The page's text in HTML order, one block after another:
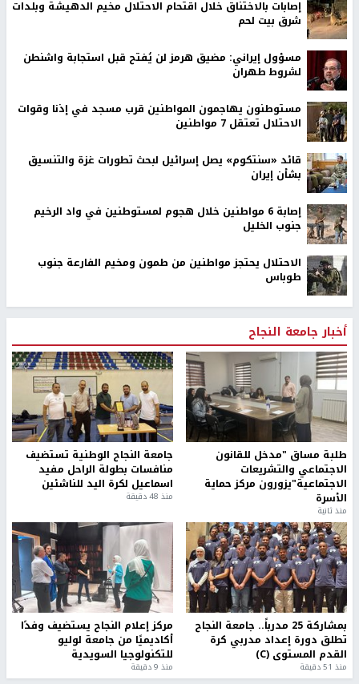
إصابات بالاختناق خلال اقتحام الاحتلال مخيم الدهيشة وبلدات
شرق بيت لحم
مسؤول إيراني: مضيق هرمز لن يُفتح قبل استجابة واشنطن
لشروط طهران
مستوطنون يهاجمون المواطنين قرب مسجد في إذنا وقوات
الاحتلال تعتقل 7 مواطنين
قائد «سنتكوم» يصل إسرائيل لبحث تطورات غزة والتنسيق
بشأن إيران
إصابة 6 مواطنين خلال هجوم لمستوطنين في واد الرخيم
جنوب الخليل
الاحتلال يحتجز مواطنين من طمون ومخيم الفارعة جنوب
طوباس
أخبار جامعة النجاح
طلبة مساق "مدخل للقانون
الاجتماعي والتشريعات
الاجتماعية"يزورون مركز حماية
الأسرة
منذ ثانية
جامعة النجاح الوطنية تستضيف
منافسات بطولة الراحل مفيد
اسماعيل لكرة اليد للناشئين
منذ 48 دقيقة
بمشاركة 25 مدرباً.. جامعة النجاح
تطلق دورة إعداد مدربي كرة
القدم المستوى (C)
منذ 51 دقيقة
مركز إعلام النجاح يستضيف وفدًا
أكاديميًا من جامعة لوليو
للتكنولوجيا السويدية
منذ 9 دقيقة